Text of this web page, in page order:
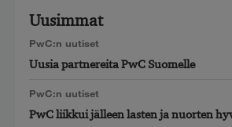
Uusimmat
PwC:n uutiset
Uusia partnereita PwC Suomelle
PwC:n uutiset
PwC liikkui jälleen lasten ja nuorten